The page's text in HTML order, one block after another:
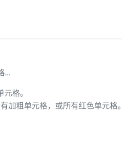
...
格。
加粗单元格，或所有红色单元格。